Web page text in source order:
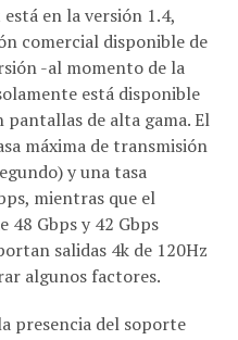
en la versión 1.4,
comercial disponible de
-al momento de la
está disponible
de alta gama. El
máxima de transmisión
y una tasa
mientras que el
48 Gbps y 42 Gbps
salidas 4k de 120Hz
algunos factores.
presencia del soporte